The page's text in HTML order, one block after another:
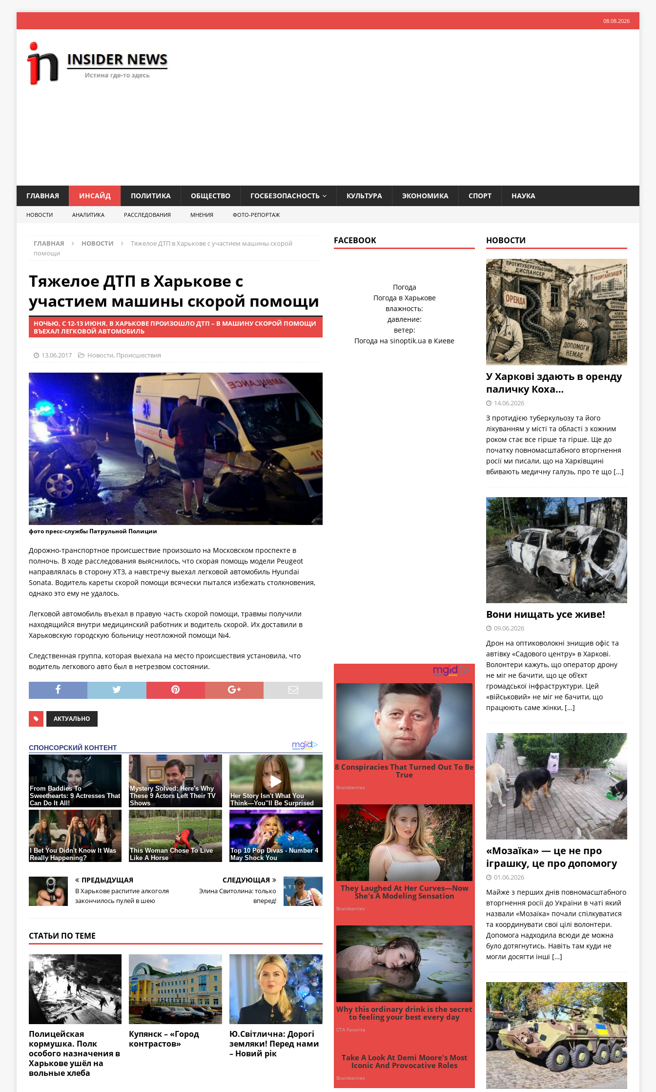
08.08.2026
ГЛАВНАЯ ИНСАЙД ПОЛИТИКА ОБЩЕСТВО ГОСБЕЗОПАСНОСТЬ КУЛЬТУРА ЭКОНОМИКА СПОРТ НАУКА
НОВОСТИ АНАЛИТИКА РАССЛЕДОВАНИЯ МНЕНИЯ ФОТО-РЕПОРТАЖ
ГЛАВНАЯ НОВОСТИ
Тяжелое ДТП в Харькове с участием машины скорой
помощи
Тяжелое ДТП в Харькове с
участием машины скорой помощи
НОЧЬЮ, С 12-13 ИЮНЯ, В ХАРЬКОВЕ ПРОИЗОШЛО ДТП – В МАШИНУ СКОРОЙ ПОМОЩИ
ВЪЕХАЛ ЛЕГКОВОЙ АВТОМОБИЛЬ
13.06.2017 Новости, Происшествия
фото пресс-службы Патрульной Полиции
Дорожно-транспортное происшествие произошло на Московском проспекте в
полночь. В ходе расследования выяснилось, что скорая помощь модели Peugeot
направлялась в сторону ХТЗ, а навстречу выехал легковой автомобиль Hyundai
Sonata. Водитель кареты скорой помощи всячески пытался избежать столкновения,
однако это ему не удалось.
Легковой автомобиль въехал в правую часть скорой помощи, травмы получили
находящийся внутри медицинский работник и водитель скорой. Их доставили в
Харьковскую городскую больницу неотложной помощи №4.
Следственная группа, которая выехала на место происшествия установила, что
водитель легкового авто был в нетрезвом состоянии.
АКТУАЛЬНО
ПРЕДЫДУЩАЯ
В Харькове распитие алкоголя
закончилось пулей в шею
СЛЕДУЮЩАЯ
Элина Свитолина: только
вперед!
СТАТЬИ ПО ТЕМЕ
Полицейская
кормушка. Полк
особого назначения в
Харькове ушёл на
вольные хлеба
Купянск – «Город
контрастов»
Ю.Світлична: Дорогі
земляки! Перед нами
– Новий рік
FACEBOOK
Погода
Погода в Харькове
влажность:
давление:
ветер:
Погода наsinoptik.ua в Киеве
НОВОСТИ
У Харкові здають в оренду
паличку Коха…
14.06.2026
З протидією туберкульозу та його
лікуванням у місті та області з кожним
роком стає все гірше та гірше. Ще до
початку повномасштабного вторгнення
росії ми писали, що на Харківщині
вбивають медичну галузь, про те що […]
Вони нищать усе живе!
09.06.2026
Дрон на оптиковолокні знищив офіс та
автівку «Садового центру» в Харкові.
Волонтери кажуть, що оператор дрону
не міг не бачити, що це об’єкт
громадської інфраструктури. Цей
«військовий» не міг не бачити, що
працюють саме жінки, […]
«Мозаїка» — це не про
іграшку, це про допомогу
01.06.2026
Майже з перших днів повномасштабного
вторгнення росії до України в чаті який
назвали «Мозаїка» почали спілкуватися
та координувати свої цілі волонтери.
Допомога надходила всюди де можна
було дотягнутись. Навіть там куди не
могли досягти інші […]